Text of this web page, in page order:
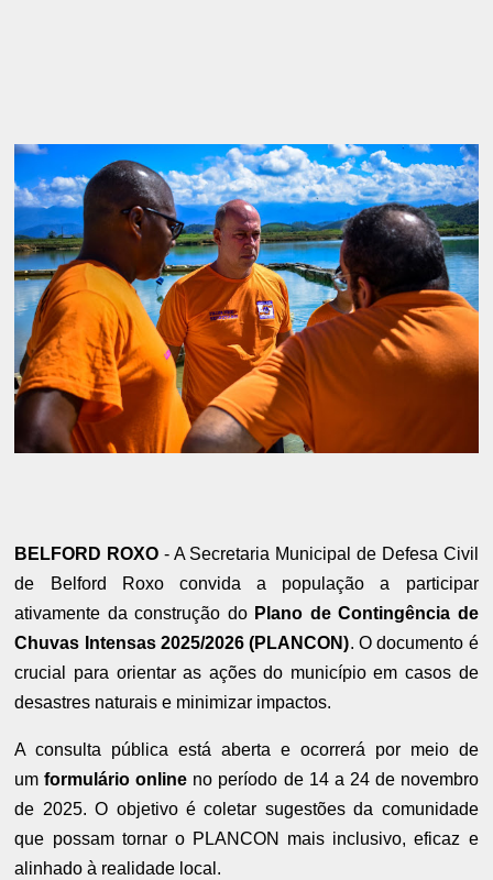
BELFORD ROXO - A Secretaria Municipal de Defesa Civil
de Belford Roxo convida a população a participar
ativamente da construção do Plano de Contingência de
Chuvas Intensas 2025/2026 (PLANCON). O documento é
crucial para orientar as ações do município em casos de
desastres naturais e minimizar impactos.
A consulta pública está aberta e ocorrerá por meio de
umformulário online no período de 14 a 24 de novembro
de 2025. O objetivo é coletar sugestões da comunidade
que possam tornar o PLANCON mais inclusivo, eficaz e
alinhado à realidade local.